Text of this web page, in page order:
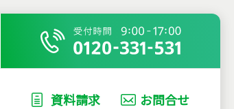
資料請求 お問合せ